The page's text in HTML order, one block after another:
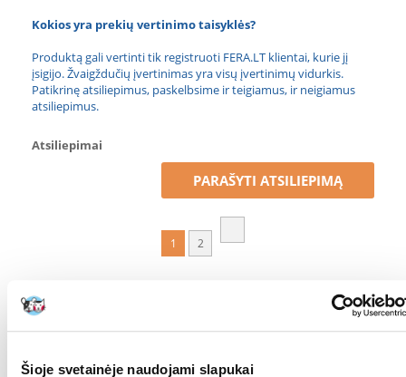
Šioje svetainėje naudojami slapukai
Kokios yra prekių vertinimo taisyklės?
Produktą gali vertinti tik registruoti FERA.LT klientai, kurie jį
įsigijo. Žvaigždučių įvertinimas yra visų įvertinimų vidurkis.
Patikrinę atsiliepimus, paskelbsime ir teigiamus, ir neigiamus
atsiliepimus.
Atsiliepimai
PARAŠYTI ATSILIEPIMĄ
1 2
išdavimo data 2024/09/25
Suniukas isrankus maistui,bet is pirmo karto valge